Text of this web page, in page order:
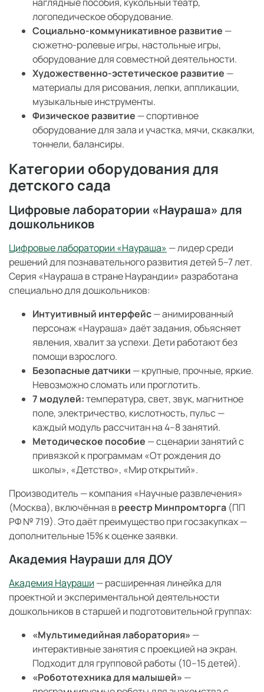
логопедическое оборудование.
Социально-коммуникативное развитие —
сюжетно-ролевые игры, настольные игры,
оборудование для совместной деятельности.
Художественно-эстетическое развитие —
материалы для рисования, лепки, аппликации,
музыкальные инструменты.
Физическое развитие — спортивное
оборудование для зала и участка, мячи, скакалки,
тоннели, балансиры.
Категории оборудования для
детского сада
Цифровые лаборатории «Наураша» для
дошкольников
Цифровые лаборатории «Наураша» — лидер среди
решений для познавательного развития детей 5–7 лет.
Серия «Наураша в стране Наурандии» разработана
специально для дошкольников:
Интуитивный интерфейс— анимированный
персонаж «Наураша» даёт задания, объясняет
явления, хвалит за успехи. Дети работают без
помощи взрослого.
Безопасные датчики — крупные, прочные, яркие.
Невозможно сломать или проглотить.
7 модулей:температура, свет, звук, магнитное
поле, электричество, кислотность, пульс —
каждый модуль рассчитан на 4–8 занятий.
Методическое пособие — сценарии занятий с
привязкой к программам «От рождения до
школы», «Детство», «Мир открытий».
Производитель — компания «Научные развлечения»
(Москва), включённая в реестр Минпромторга (ПП
РФ № 719). Это даёт преимущество при госзакупках —
дополнительные 15% к оценке заявки.
Академия Наураши для ДОУ
Академия Наураши — расширенная линейка для
проектной и экспериментальной деятельности
дошкольников в старшей и подготовительной группах:
«Мультимедийная лаборатория» —
интерактивные занятия с проекцией на экран.
Подходит для групповой работы (10–15 детей).
«Робототехника для малышей» —